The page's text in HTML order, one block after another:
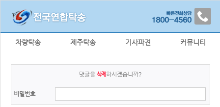
차량탁송 제주탁송 기사파견 커뮤니티
댓글을삭제 하시겠습니까?
비밀번호